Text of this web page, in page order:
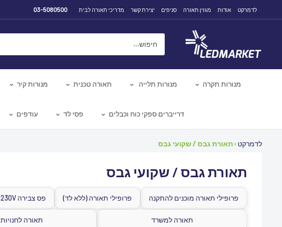
לתוכן
לדמרקט אודות מגזין תאורה סניפים יצירת קשר מדריכי תאורה לבית 03-5080500
מנורות תקרה מנורות תלייה תאורה טכנית מנורות קיר
דרייברים ספקי כוח וכבלים פסי לד עודפים
לדמרקט ›תאורת גבס / שקועי גבס
תאורת גבס / שקועי גבס
פרופילי תאורה מוכנים להתקנה פרופילי תאורה (ללא לד) פס צבירה 230V
תאורה למשרד תאורה לחנויות